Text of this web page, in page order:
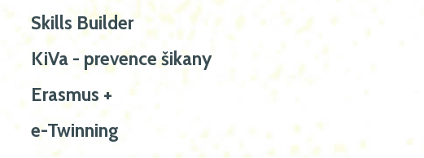
Skills Builder
KiVa - prevence šikany
Erasmus +
e-Twinning